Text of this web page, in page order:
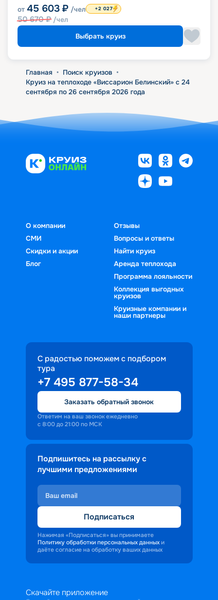
от 45 603 ₽ /чел
50 670₽ /чел
+2 027
Выбрать круиз
Главная • Поиск круизов •
Круиз на теплоходе «Виссарион Белинский» с 24
сентября по 26 сентября 2026 года
О компании
СМИ
Скидки и акции
Блог
Отзывы
Вопросы и ответы
Найти круиз
Аренда теплохода
Программа лояльности
Коллекция выгодных
круизов
Круизные компании и
наши партнеры
С радостью поможем с подбором
тура
+7 495 877-58-34
Заказать обратный звонок
Ответим на ваш звонок ежедневно
с 8:00 до 21:00 по МСК
Подпишитесь на рассылку с
лучшими предложениями
Подписаться
Нажимая «Подписаться» вы принимаете
Политику обработки персональных данных и
даёте согласие на обработку ваших данных
Скачайте приложение